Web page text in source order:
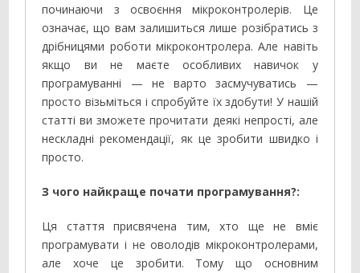
починаючи з освоєння мікроконтролерів. Це
означає, що вам залишиться лише розібратись з
дрібницями роботи мікроконтролера. Але навіть
якщо ви не маєте особливих навичок у
програмуванні — не варто засмучуватись —
просто візьміться і спробуйте їх здобути! У нашій
статті ви зможете прочитати деякі непрості, але
нескладні рекомендації, як це зробити швидко і
просто.
З чого найкраще почати програмування?:
Ця стаття присвячена тим, хто ще не вміє
програмувати і не оволодів мікроконтролерами,
але хоче це зробити. Тому що основним